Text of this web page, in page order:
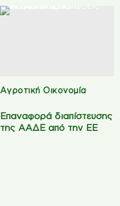
Αγροτική Οικονομία
Επαναφορά διαπίστευσης
της ΑΑΔΕ από την ΕΕ